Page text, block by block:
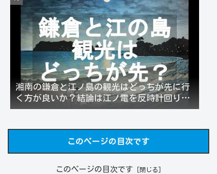
湘南の鎌倉と江ノ島の観光はどっちが先に行
く方が良いか？結論は江ノ電を反時計回りが
お勧め！
このページの目次です
このページの目次です